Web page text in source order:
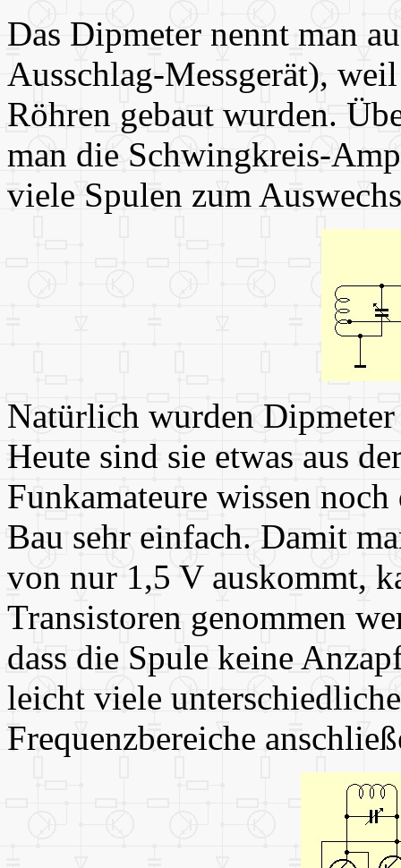
Das Dipmeter nennt man
Ausschlag-Messgerät),
Röhren gebaut wurden.
man die Schwingkreis-
viele Spulen zum
Natürlich wurden
Heute sind sie etwas aus
Funkamateure wissen
Bau sehr einfach. Damit
von nur 1,5 V auskommt,
Transistoren genommen
dass die Spule keine
leicht viele
Frequenzbereiche